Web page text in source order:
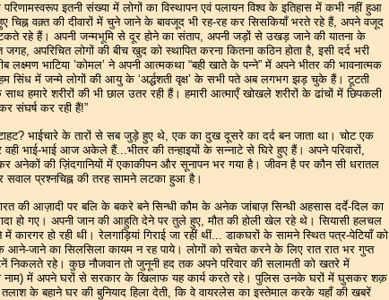
इतनी संख्या में लोगों का विस्थापन एवं पलायन विश्व के इतिहास में कभी नहीं हुआ
चिह्न वक़्त की दीवारों में चुने जाने के बावजूद भी रह-रह कर सिसकियाँ भरते रहे हैं, अपने वजूद
रहे हैं। अपनी जन्मभूमि से दूर होने का संताप, अपनी जड़ों से उखड़ जाने की यातना के
अपरिचित लोगों की बीच खुद को स्थापित करना कितना कठिन होता है, इसी दर्द भरी
लक्ष्मण भाटिया ’कोमल’ ने अपनी आत्मकथा “बही खाते के पन्ने” में अपने भीतर की भावनात्मक
सिंध में जन्मे लोगों की आयु के ‘अर्द्धशती वृक्ष’ के सभी पते अब लगभग झड़ चुके हैं। टूटती
साथ हमारे शरीरों की भी छाल उतर रही हैं। हमारी आत्माएँ खोखले शरीरों के ढांचों में छिपकली
संघर्ष कर रही हैं!”
भाईचारे के तारों से सब जुड़े हुए थे, एक का दुख दूसरे का दर्द बन जाता था। चोट एक
वही भाई-भाई आज अकेले हैं...भीतर की तन्हाइयों के सन्नाटे से घिरे हुए हैं। अपने परिवारों,
अनेकों की ज़िंदगानियों में एकाकीपन और सूनापन भर गया है। जीवन है पर कौन सी धरातल
प्रश्नचिह्न की तरह सामने लटका हुआ है।
आज़ादी पर बलि के बकरे बने सिन्धी कौम के अनेक जांबाज़ सिन्धी अहसास दर्दे-दिल का
हो गए। अपनी जान की आहुति देने पर तुले हुए, मौत की होली खेल रहे थे। सियासी हलचल
हो रही थी। रेलगाड़ियां गिराई जा रहीं थीं... डाकघरों के सामने स्थित पत्र-पेटियाँ को
आने-जाने का सिलसिला कायम न रह पाये। लोगों को सचेत करने के लिए रात रात भर गुप्त
निकलते रहे। कुछ नौजवान तो जुनूनी हद तक अपने परिवार की सलामती को खतरे में
में अपने घरों से सरकार के खिलाफ यह कार्य करते रहे। पुलिस उनके घरों में घुसकर शक़
के बहाने घर की बुनियाद हिला देती, कि वे वायरलेस का इस्तेमाल करके यहाँ की खबरें